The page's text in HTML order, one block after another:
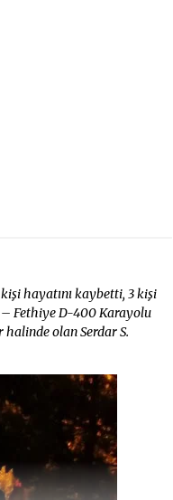
hayatını kaybetti, 3 kişi
– Fethiye D-400 Karayolu
halinde olan Serdar S.